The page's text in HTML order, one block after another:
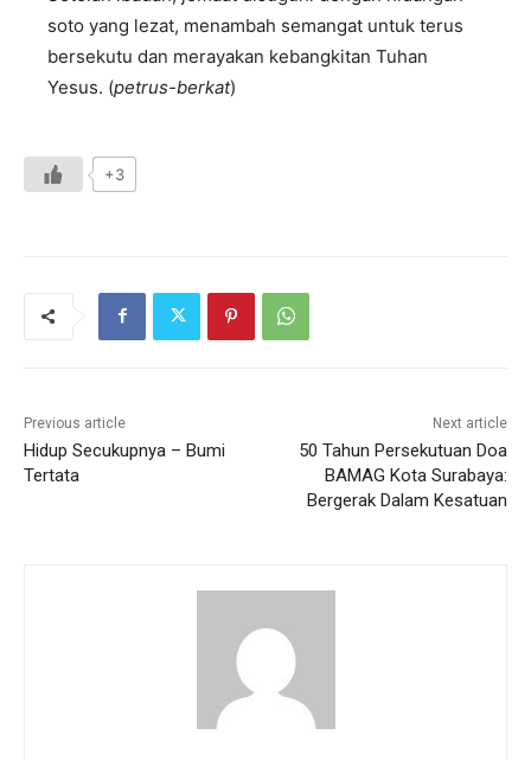
soto yang lezat, menambah semangat untuk terus
bersekutu dan merayakan kebangkitan Tuhan
Yesus. (petrus-berkat)
+3
Previous article
Hidup Secukupnya – Bumi
Tertata
Next article
50 Tahun Persekutuan Doa
BAMAG Kota Surabaya:
Bergerak Dalam Kesatuan